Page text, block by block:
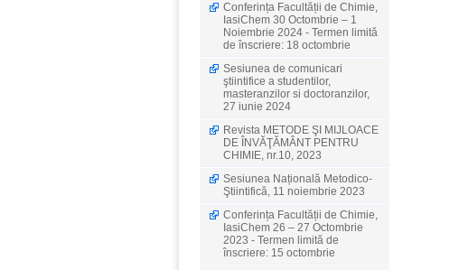
Conferința Facultății de Chimie,
IasiChem 30 Octombrie – 1
Noiembrie 2024 - Termen limită
de înscriere: 18 octombrie
Sesiunea de comunicari
ştiintifice a studentilor,
masteranzilor si doctoranzilor,
27 iunie 2024
Revista METODE ŞI MIJLOACE
DE ÎNVĂŢĂMÂNT PENTRU
CHIMIE, nr.10, 2023
Sesiunea Națională Metodico-
Ştiintifică, 11 noiembrie 2023
Conferința Facultății de Chimie,
IasiChem 26 – 27 Octombrie
2023 - Termen limită de
înscriere: 15 octombrie